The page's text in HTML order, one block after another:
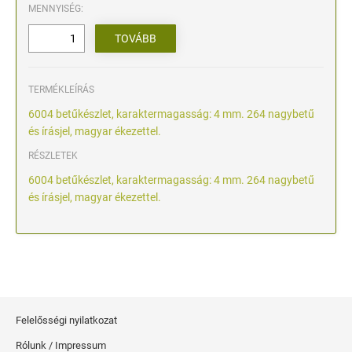
MENNYISÉG:
TERMÉKLEÍRÁS
6004 betűkészlet, karaktermagasság: 4 mm. 264 nagybetű
és írásjel, magyar ékezettel.
RÉSZLETEK
6004 betűkészlet, karaktermagasság: 4 mm. 264 nagybetű
és írásjel, magyar ékezettel.
Felelősségi nyilatkozat
Rólunk / Impressum